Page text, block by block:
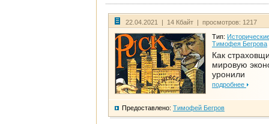
22.04.2021 | 14 Кбайт | просмотров: 1217
Тип:
Тимофея Бегрова
Как
мировую
уронили
подробнее
Предоставлено: Тимофей Бегров